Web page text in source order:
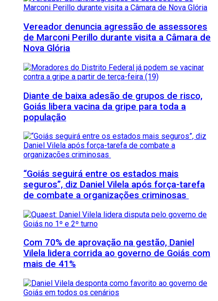
Vereador denuncia agressão de assessores
de Marconi Perillo durante visita a Câmara de
Nova Glória
Diante de baixa adesão de grupos de risco,
Goiás libera vacina da gripe para toda a
população
“Goiás seguirá entre os estados mais
seguros”, diz Daniel Vilela após força-tarefa
de combate a organizações criminosas
Com 70% de aprovação na gestão, Daniel
Vilela lidera corrida ao governo de Goiás com
mais de 41%